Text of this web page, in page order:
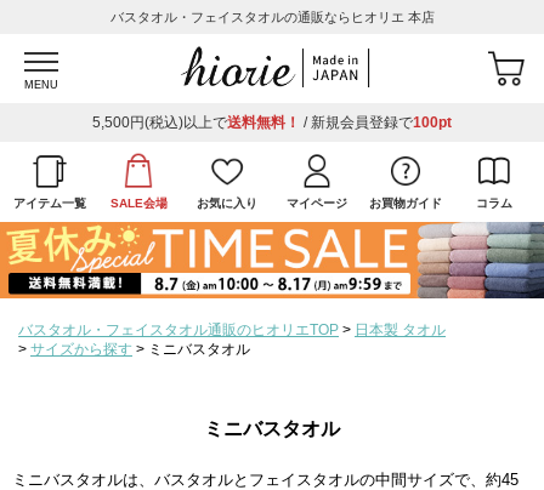
バスタオル・フェイスタオルの通販ならヒオリエ 本店
MENU
5,500円(税込)以上で送料無料！ / 新規会員登録で100pt
アイテム一覧 SALE会場 お気に入り マイページ お買物ガイド コラム
バスタオル・フェイスタオル通販のヒオリエTOP
日本製 タオル
サイズから探す
ミニバスタオル
ミニバスタオル
ミニバスタオルは、バスタオルとフェイスタオルの中間サイズで、約45